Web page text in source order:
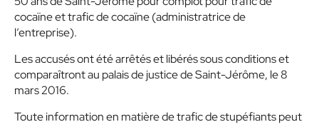
cocaïne et trafic de cocaïne (administratrice de
l’entreprise).
Les accusés ont été arrêtés et libérés sous conditions et
comparaîtront au palais de justice de Saint-Jérôme, le 8
mars 2016.
Toute information en matière de trafic de stupéfiants peut